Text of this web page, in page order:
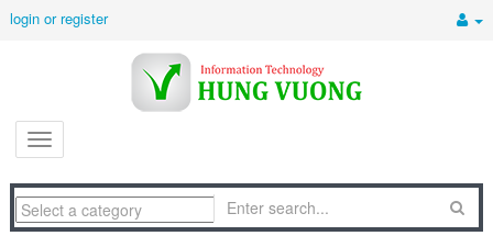
login or register